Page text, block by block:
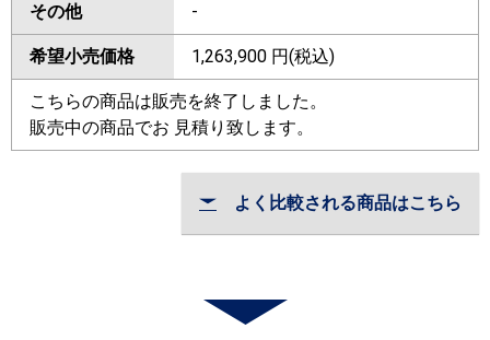
その他 -
希望小売価格 1,263,900 円(税込)
こちらの商品は販売を終了しました。
販売中の商品でお 見積り致します。
よく比較される商品はこちら